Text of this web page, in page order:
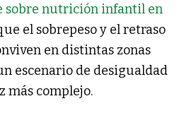
sobre nutrición infantil en
el sobrepeso y el retraso
en distintas zonas
escenario de desigualdad
más complejo.